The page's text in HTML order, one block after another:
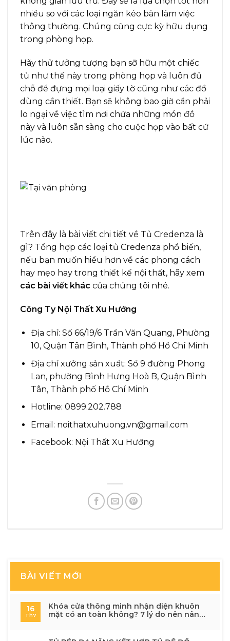
nhiều so với các loại ngăn kéo bàn làm việc
thông thường. Chúng cũng cực kỳ hữu dụng
trong phòng họp.
Hãy thử tưởng tượng bạn sỡ hữu một chiếc
tủ như thế này trong phòng họp và luôn đủ
chỗ để đựng mọi loại giấy tờ cũng như các đồ
dùng cần thiết. Bạn sẽ không bao giờ cần phải
lo ngại về việc tìm nơi chứa những món đồ
này và luôn sẵn sàng cho cuộc họp vào bất cứ
lúc nào.
Trên đây là bài viết chi tiết về Tủ Credenza là
gì? Tổng hợp các loại tủ Credenza phổ biến,
nếu bạn muốn hiểu hơn về các phong cách
hay mẹo hay trong thiết kế nội thất, hãy xem
các bài viết khác của chúng tôi nhé.
Công Ty Nội Thất Xu Hướng
Địa chỉ: Số 66/19/6 Trần Văn Quang, Phường
10, Quận Tân Bình, Thành phố Hồ Chí Minh
Địa chỉ xưởng sản xuất: Số 9 đường Phong
Lan, phường Bình Hưng Hoà B, Quận Bình
Tân, Thành phố Hồ Chí Minh
Hotline: 0899.202.788
Email: noithatxuhuong.vn@gmail.com
Facebook: Nội Thất Xu Hướng
BÀI VIẾT MỚI
16
Th7
Khóa cửa thông minh nhận diện khuôn
mặt có an toàn không? 7 lý do nên nâng